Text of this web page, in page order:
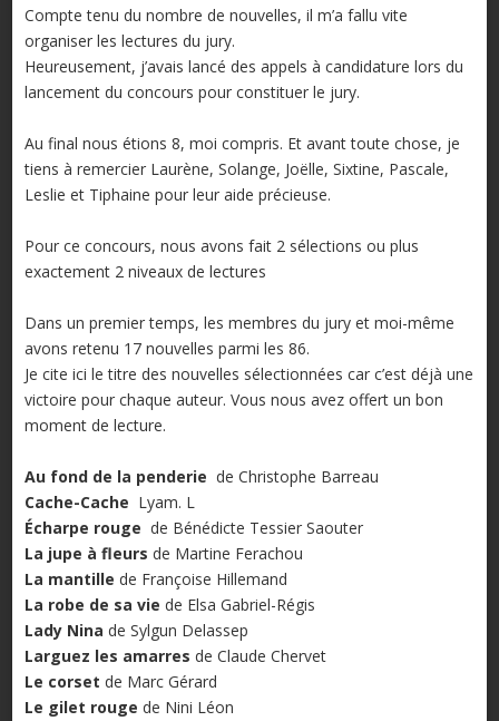
Compte tenu du nombre de nouvelles, il m’a fallu vite
organiser les lectures du jury.
Heureusement, j’avais lancé des appels à candidature lors du
lancement du concours pour constituer le jury.
Au final nous étions 8, moi compris. Et avant toute chose, je
tiens à remercier Laurène, Solange, Joëlle, Sixtine, Pascale,
Leslie et Tiphaine pour leur aide précieuse.
Pour ce concours, nous avons fait 2 sélections ou plus
exactement 2 niveaux de lectures
Dans un premier temps, les membres du jury et moi-même
avons retenu 17 nouvelles parmi les 86.
Je cite ici le titre des nouvelles sélectionnées car c’est déjà une
victoire pour chaque auteur. Vous nous avez offert un bon
moment de lecture.
Au fond de la penderie de Christophe Barreau
Cache-Cache Lyam. L
Écharpe rouge de Bénédicte Tessier Saouter
La jupe à fleurs de Martine Ferachou
La mantille de Françoise Hillemand
La robe de sa vie de Elsa Gabriel-Régis
Lady Nina de Sylgun Delassep
Larguez les amarres de Claude Chervet
Le corset de Marc Gérard
Le gilet rouge de Nini Léon